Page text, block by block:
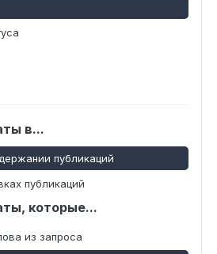
в...
публикаций
публикаций
которые...
из запроса